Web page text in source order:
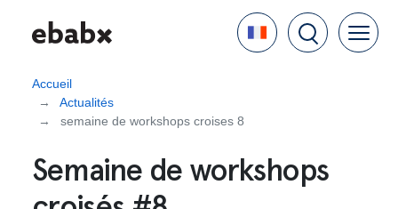
contenu
Language
Accueil
Actualités
semaine de workshops croises 8
Semaine de workshops